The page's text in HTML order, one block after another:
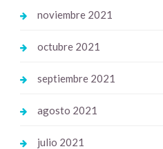
noviembre 2021
octubre 2021
septiembre 2021
agosto 2021
julio 2021